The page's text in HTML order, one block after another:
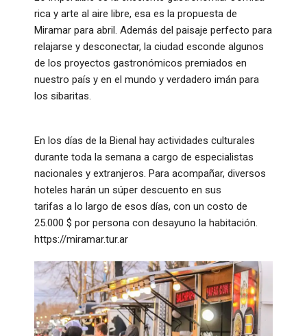
rica y arte al aire libre, esa es la propuesta de
Miramar para abril. Además del paisaje perfecto para
relajarse y desconectar, la ciudad esconde algunos
de los proyectos gastronómicos premiados en
nuestro país y en el mundo y verdadero imán para
los sibaritas.
En los días de la Bienal hay actividades culturales
durante toda la semana a cargo de especialistas
nacionales y extranjeros. Para acompañar, diversos
hoteles harán un súper descuento en sus
tarifas a lo largo de esos días, con un costo de
25.000 $ por persona con desayuno la habitación.
https://miramar.tur.ar